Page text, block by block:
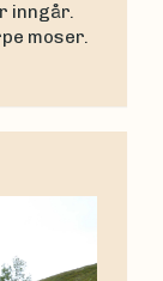
inngår.
moser.